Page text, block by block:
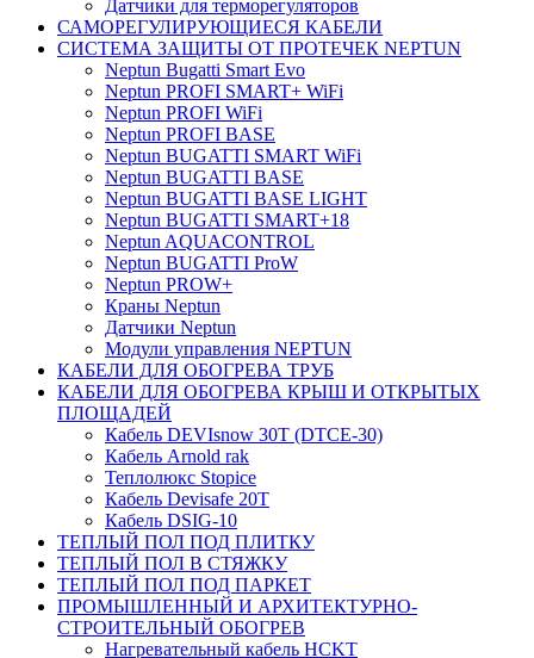
Датчики для терморегуляторов
САМОРЕГУЛИРУЮЩИЕСЯ КАБЕЛИ
СИСТЕМА ЗАЩИТЫ ОТ ПРОТЕЧЕК NEPTUN
Neptun Bugatti Smart Evo
Neptun PROFI SMART+ WiFi
Neptun PROFI WiFi
Neptun PROFI BASE
Neptun BUGATTI SMART WiFi
Neptun BUGATTI BASE
Neptun BUGATTI BASE LIGHT
Neptun BUGATTI SMART+18
Neptun AQUACONTROL
Neptun BUGATTI ProW
Neptun PROW+
Краны Neptun
Датчики Neptun
Модули управления NEPTUN
КАБЕЛИ ДЛЯ ОБОГРЕВА ТРУБ
КАБЕЛИ ДЛЯ ОБОГРЕВА КРЫШ И ОТКРЫТЫХ
ПЛОЩАДЕЙ
Кабель DEVIsnow 30Т (DTCE-30)
Кабель Arnold rak
Теплолюкс Stopice
Кабель Devisafe 20T
Кабель DSIG-10
ТЕПЛЫЙ ПОЛ ПОД ПЛИТКУ
ТЕПЛЫЙ ПОЛ В СТЯЖКУ
ТЕПЛЫЙ ПОЛ ПОД ПАРКЕТ
ПРОМЫШЛЕННЫЙ И АРХИТЕКТУРНО-
СТРОИТЕЛЬНЫЙ ОБОГРЕВ
Нагревательный кабель НCKТ